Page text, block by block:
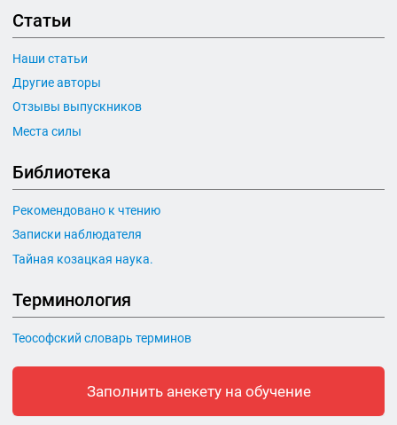
Статьи
Наши статьи
Другие авторы
Отзывы выпускников
Места силы
Библиотека
Рекомендовано к чтению
Записки наблюдателя
Тайная козацкая наука.
Терминология
Теософский словарь терминов
Заполнить анекету на обучение